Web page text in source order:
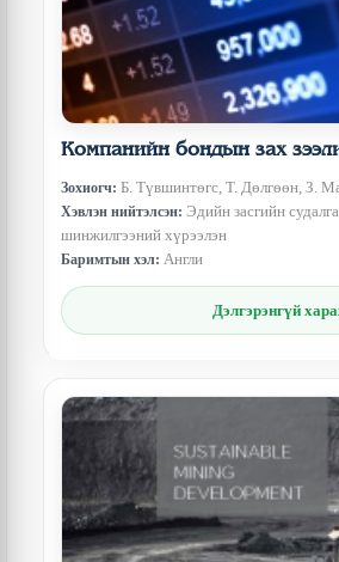
Компанийн бондын зах
Зохиогч: Б. Түвшинтөгс, Т. Дөлгөөн, З.
Хэвлэн нийтэлсэн: Эдийн засгийн
шинжилгээний хүрээлэн
Баримтын хэл: Англи
Дэлгэрэнгүй